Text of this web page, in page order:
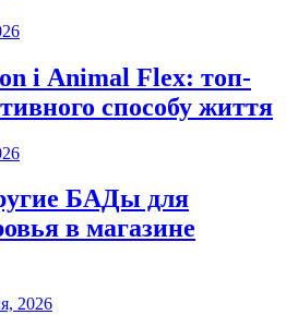
і Animal Flex: топ-
способу життя
БАДы для
в магазине
2026